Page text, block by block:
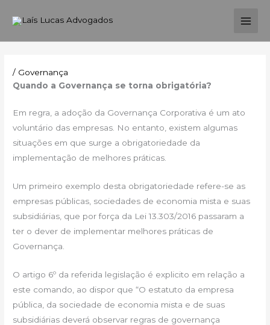
para
/ Governança
Quando a Governança se torna obrigatória?
Em regra, a adoção da Governança Corporativa é um ato
voluntário das empresas. No entanto, existem algumas
situações em que surge a obrigatoriedade da
implementação de melhores práticas.
Um primeiro exemplo desta obrigatoriedade refere-se as
empresas públicas, sociedades de economia mista e suas
subsidiárias, que por força da Lei 13.303/2016 passaram a
ter o dever de implementar melhores práticas de
Governança.
O artigo 6º da referida legislação é explicito em relação a
este comando, ao dispor que “O estatuto da empresa
pública, da sociedade de economia mista e de suas
subsidiárias deverá observar regras de governança